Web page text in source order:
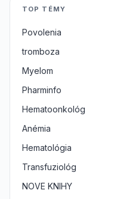
TOP TÉMY
Povolenia
tromboza
Myelom
Pharminfo
Hematoonkológ
Anémia
Hematológia
Transfuziológ
NOVE KNIHY